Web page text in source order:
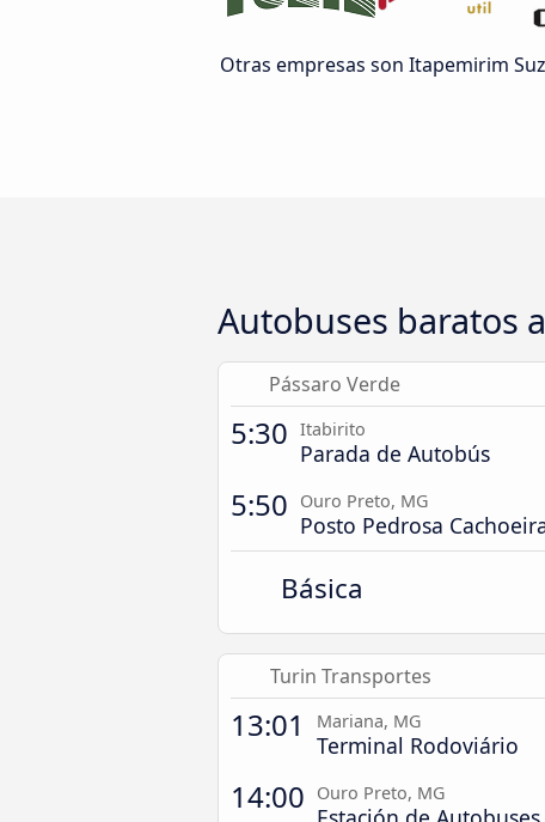
Otras empresas son Itapemirim
Autobuses baratos
Pássaro Verde
5:30 Itabirito
Parada de Autobús
5:50 Ouro Preto, MG
Posto Pedrosa
Básica
Turin Transportes
13:01 Mariana, MG
Terminal Rodoviário
14:00 Ouro Preto, MG